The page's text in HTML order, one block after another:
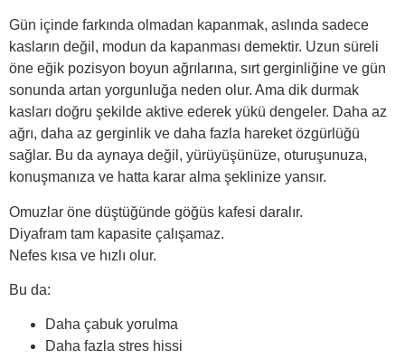
Gün içinde farkında olmadan kapanmak, aslında sadece
kasların değil, modun da kapanması demektir. Uzun süreli
öne eğik pozisyon boyun ağrılarına, sırt gerginliğine ve gün
sonunda artan yorgunluğa neden olur. Ama dik durmak
kasları doğru şekilde aktive ederek yükü dengeler. Daha az
ağrı, daha az gerginlik ve daha fazla hareket özgürlüğü
sağlar. Bu da aynaya değil, yürüyüşünüze, oturuşunuza,
konuşmanıza ve hatta karar alma şeklinize yansır.
Omuzlar öne düştüğünde göğüs kafesi daralır.
Diyafram tam kapasite çalışamaz.
Nefes kısa ve hızlı olur.
Bu da:
Daha çabuk yorulma
Daha fazla stres hissi